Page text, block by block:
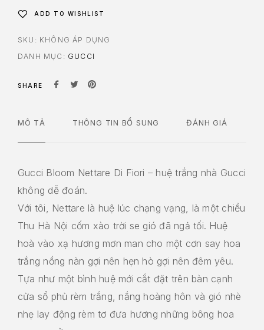
ADD TO WISHLIST
SKU: KHÔNG ÁP DỤNG
DANH MỤC: GUCCI
SHARE
MÔ TẢ THÔNG TIN BỔ SUNG ĐÁNH GIÁ
Gucci Bloom Nettare Di Fiori – huệ trắng nhà Gucci
không dễ đoán.
Với tôi, Nettare là huệ lúc chạng vạng, là một chiều
Thu Hà Nội cốm xào trời se gió đã ngả tối. Huệ
hoà vào xạ hương mơn man cho một cơn say hoa
trắng nồng nàn gợi nên hẹn hò gợi nên đêm yêu.
Tựa như một bình huệ mới cắt đặt trên bàn cạnh
cửa sổ phủ rèm trắng, nắng hoàng hôn và gió nhè
nhẹ lay động rèm tơ đưa hương những bông hoa